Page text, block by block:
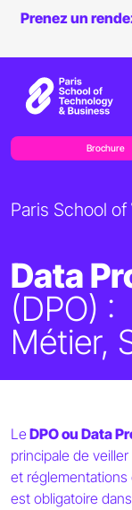
Data
(DPO) :
Métier,
Paris School of
LeDPO ou Data
principale de
et
est obligatoire
Prenez un
Brochure